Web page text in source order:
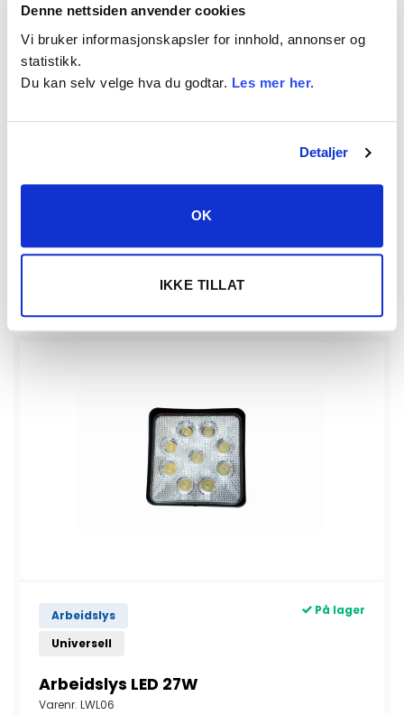
Denne nettsiden anvender cookies
Vi bruker informasjonskapsler for innhold, annonser og
statistikk.
Du kan selv velge hva du godtar. Les mer her.
Detaljer
OK
IKKE TILLAT
Universell
Varenr.DRY956516
inkl. mva
LED arbeidslys 18W antall
Arbeidslys
Universell
På lager
Arbeidslys LED 27W
Varenr. LWL06